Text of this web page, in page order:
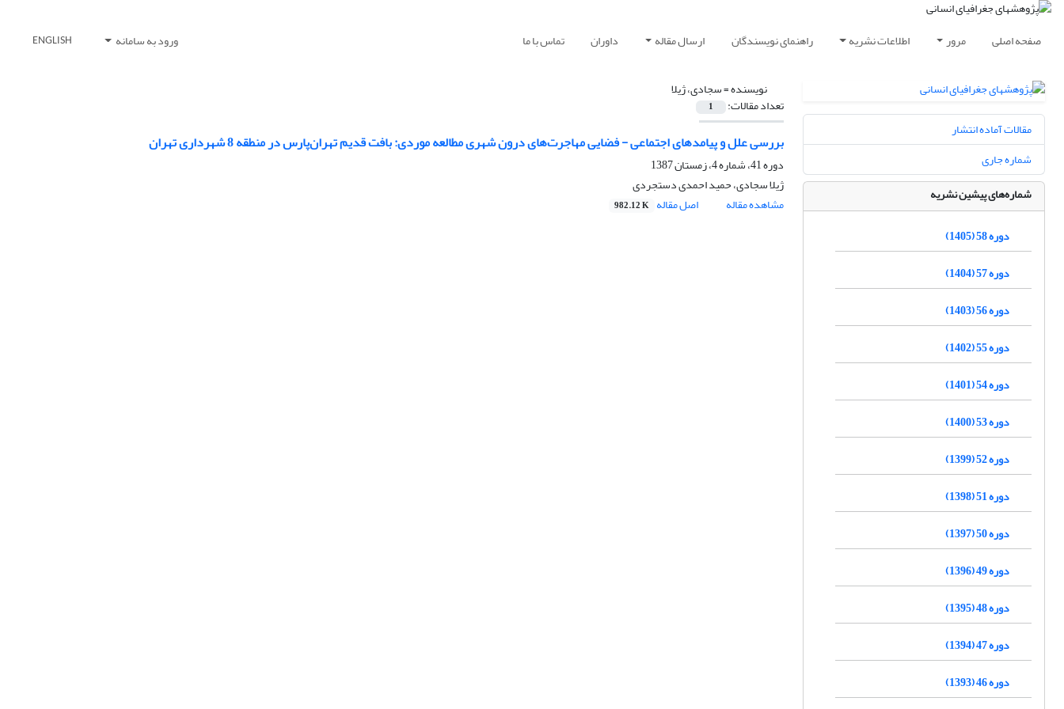
صفحه اصلی مرور اطلاعات نشریه راهنمای نویسندگان ارسال مقاله داوران تماس با ما ورود به سامانه ENGLISH
نویسنده =سجادی، ژیلا
تعداد مقالات: 1
بررسی علل و پیامدهای اجتماعی - فضایی مهاجرت‌های درون شهری مطالعه موردی: بافت قدیم تهران‌پارس در منطقه 8 شهرداری تهران
دوره 41، شماره 4، زمستان 1387
ژیلا سجادی، حمید احمدی دستجردی
مشاهده مقاله
اصل مقاله 982.12 K
مقالات آماده انتشار
شماره جاری
شماره‌های پیشین نشریه
دوره 58 (1405)
دوره 57 (1404)
دوره 56 (1403)
دوره 55 (1402)
دوره 54 (1401)
دوره 53 (1400)
دوره 52 (1399)
دوره 51 (1398)
دوره 50 (1397)
دوره 49 (1396)
دوره 48 (1395)
دوره 47 (1394)
دوره 46 (1393)